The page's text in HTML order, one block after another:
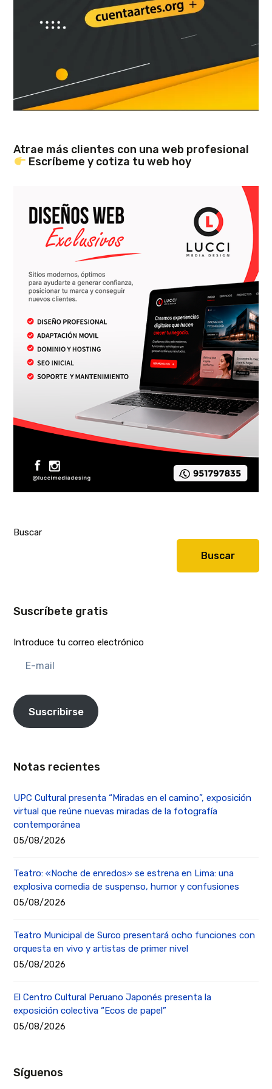
Atrae más clientes con una web profesional
Escríbeme y cotiza tu web hoy
Buscar
Buscar
Suscríbete gratis
Introduce tu correo electrónico
mail
Suscribirse
Notas recientes
UPC Cultural presenta “Miradas en el camino”, exposición
virtual que reúne nuevas miradas de la fotografía
contemporánea
05/08/2026
Teatro: «Noche de enredos» se estrena en Lima: una
explosiva comedia de suspenso, humor y confusiones
05/08/2026
Teatro Municipal de Surco presentará ocho funciones con
orquesta en vivo y artistas de primer nivel
05/08/2026
El Centro Cultural Peruano Japonés presenta la
exposición colectiva “Ecos de papel”
05/08/2026
Síguenos